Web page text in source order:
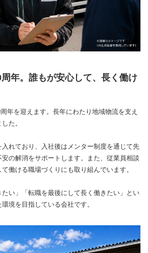
年。誰もが安心して、長く働け
年を迎えます。長年にわたり地域物流を支え
た。
れており、入社後はメンター制度を通じて先
の解消をサポートします。また、従業員相談
働ける職場づくりにも取り組んでいます。
たい」「転職を最後にして長く働きたい」とい
境を目指している会社です。